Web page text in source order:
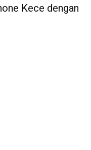
Kece dengan